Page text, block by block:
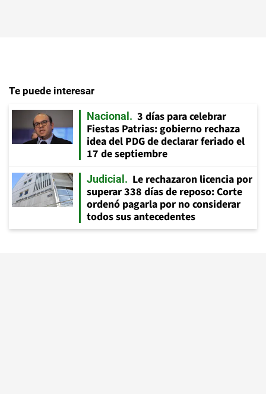
Te puede interesar
Nacional
3 días para celebrar
Fiestas Patrias: gobierno rechaza
idea del PDG de declarar feriado el
17 de septiembre
Judicial
Le rechazaron licencia por
superar 338 días de reposo: Corte
ordenó pagarla por no considerar
todos sus antecedentes